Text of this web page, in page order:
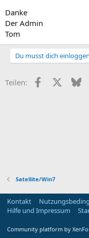
Danke
Der Admin
Tom
Du musst dich
Teilen: Facebook
Satellite/Win7
Kontakt
Hilfe und Impressum
Community platform by